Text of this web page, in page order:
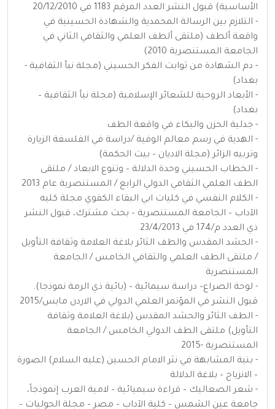
الأساسية) قبول النشر العدد المرقم 1183 في 20/12/2010
- التلازم بين الرسالة المحمدية والشهادة الحسينية في
واقعة ألطف (ملتقى ألطف العلمي والثقافي الثاني في
الجامعة المستنصرية 2010)
- دم الشهادة من ثوابت الفكر الحسيني (مجلة نبأ الثقافية -
بغداد)
- الأبعاد الروحية للشعائر الإسلامية (مجلة نبأ الثقافية –
بغداد)
- جدلية الحزن والبكاء في واقعة الطف
- الهدية في رسم معالم الوفية /دراسة في الفلسفة الزيارة
وتربيه الزائر (مجلة الاديان – بيت الحكمة)
- الخطاب الحسيني وحدة الدلالة – وتنوع الابعاد / ملتقى
الطف العلمي الثقافي الدولي الرابع / المستنصرية عام 2013
- الكلام النفسي في كليات ابي البقاء الكفوي مجلة كليه
الآداب – الجامعة المستنصرية – بحث مشترك، قبول النشر
ذي العدد م/174 في 23/4/2013
- الحشد المقدس والطف الثائر بلاغة العلامة وثقافة التأويل
/ ملتقى الطف العلمي والثقافي الخامس / الجامعة
المستنصرية
- لوحة الصراع– دراسة سيمائية – (بائية ذي الرمة نموذجا).
قبول النشر في المؤتمر العلمي الدولي في الاردن مايس/2015
- الطف الثائر والحشد المقدس (بلاغة العلامة وثقافة
التأويل) ملتقى الطف الدولي الخامس / الجامعة
المستنصرية -2015
- بنية المشابهة في نثر الامام الحسين (عليه السلام) الصورة
– الانزياح – بلاغة الدلالة
- شعر الصعاليك – قراءة سيميائية – لامية العرب إنموذجاً،
جامعة عين الشمس – كلية الآداب – مصر – مجلة الحوليات –